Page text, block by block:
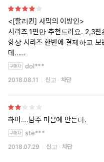
<[할리퀸] 사막의 이방인>
시리즈 1편만 추천드려요. 2,3
항상 시리즈 한번에 결제하고
데...
남주가.. 이시리즈 1편만 좋았어요
<[할리퀸] 왕가의 규정>
남주랑 무스타파가 다를게 뭐지
데 이번편 보고 너무 후회되네요
동생이었으면 시궁창행이었네
dol***
2018.08.11 신고 차단
하아....남주 마음에 안든다.
ste***
2018.07.29 신고 차단